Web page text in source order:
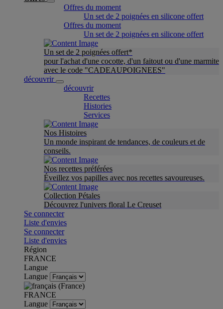
Offres du moment
Un set de 2 poignées en silicone offert
Offres du moment
Un set de 2 poignées en silicone offert
Un set de 2 poignées offert*
pour l'achat d'une cocotte, d'un faitout ou d'une marmite
avec le code "CADEAUPOIGNEES"
découvrir
découvrir
Recettes
Histories
Services
Nos Histoires
Un monde inspirant de tendances, de couleurs et de
conseils.
Nos recettes préférées
Éveillez vos papilles avec nos recettes savoureuses.
Collection Pétales
Découvrez l'univers floral Le Creuset
Se connecter
Liste d'envies
Se connecter
Liste d'envies
Région
FRANCE
Langue
Langue
FRANCE
Langue